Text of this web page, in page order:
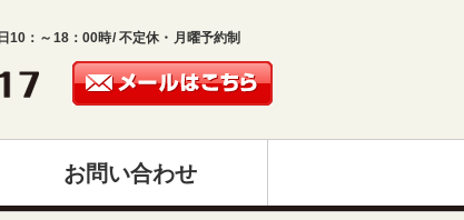
：～18：00時/ 不定休・月曜予約制
お問い合わせ